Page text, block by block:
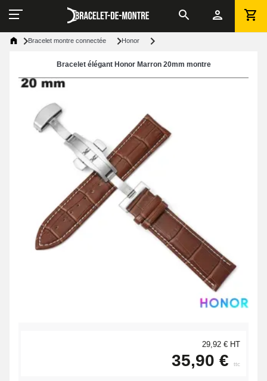
Bracelet montre connectée Honor
Bracelet élégant Honor Marron 20mm montre
29,92 € HT
35,90 € ttc